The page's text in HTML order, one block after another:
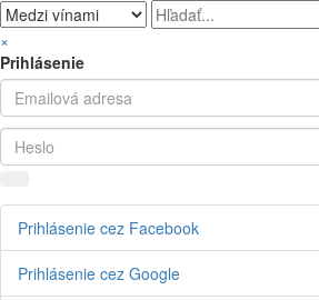
×
Prihlásenie
Prihlásenie cez Facebook
Prihlásenie cez Google